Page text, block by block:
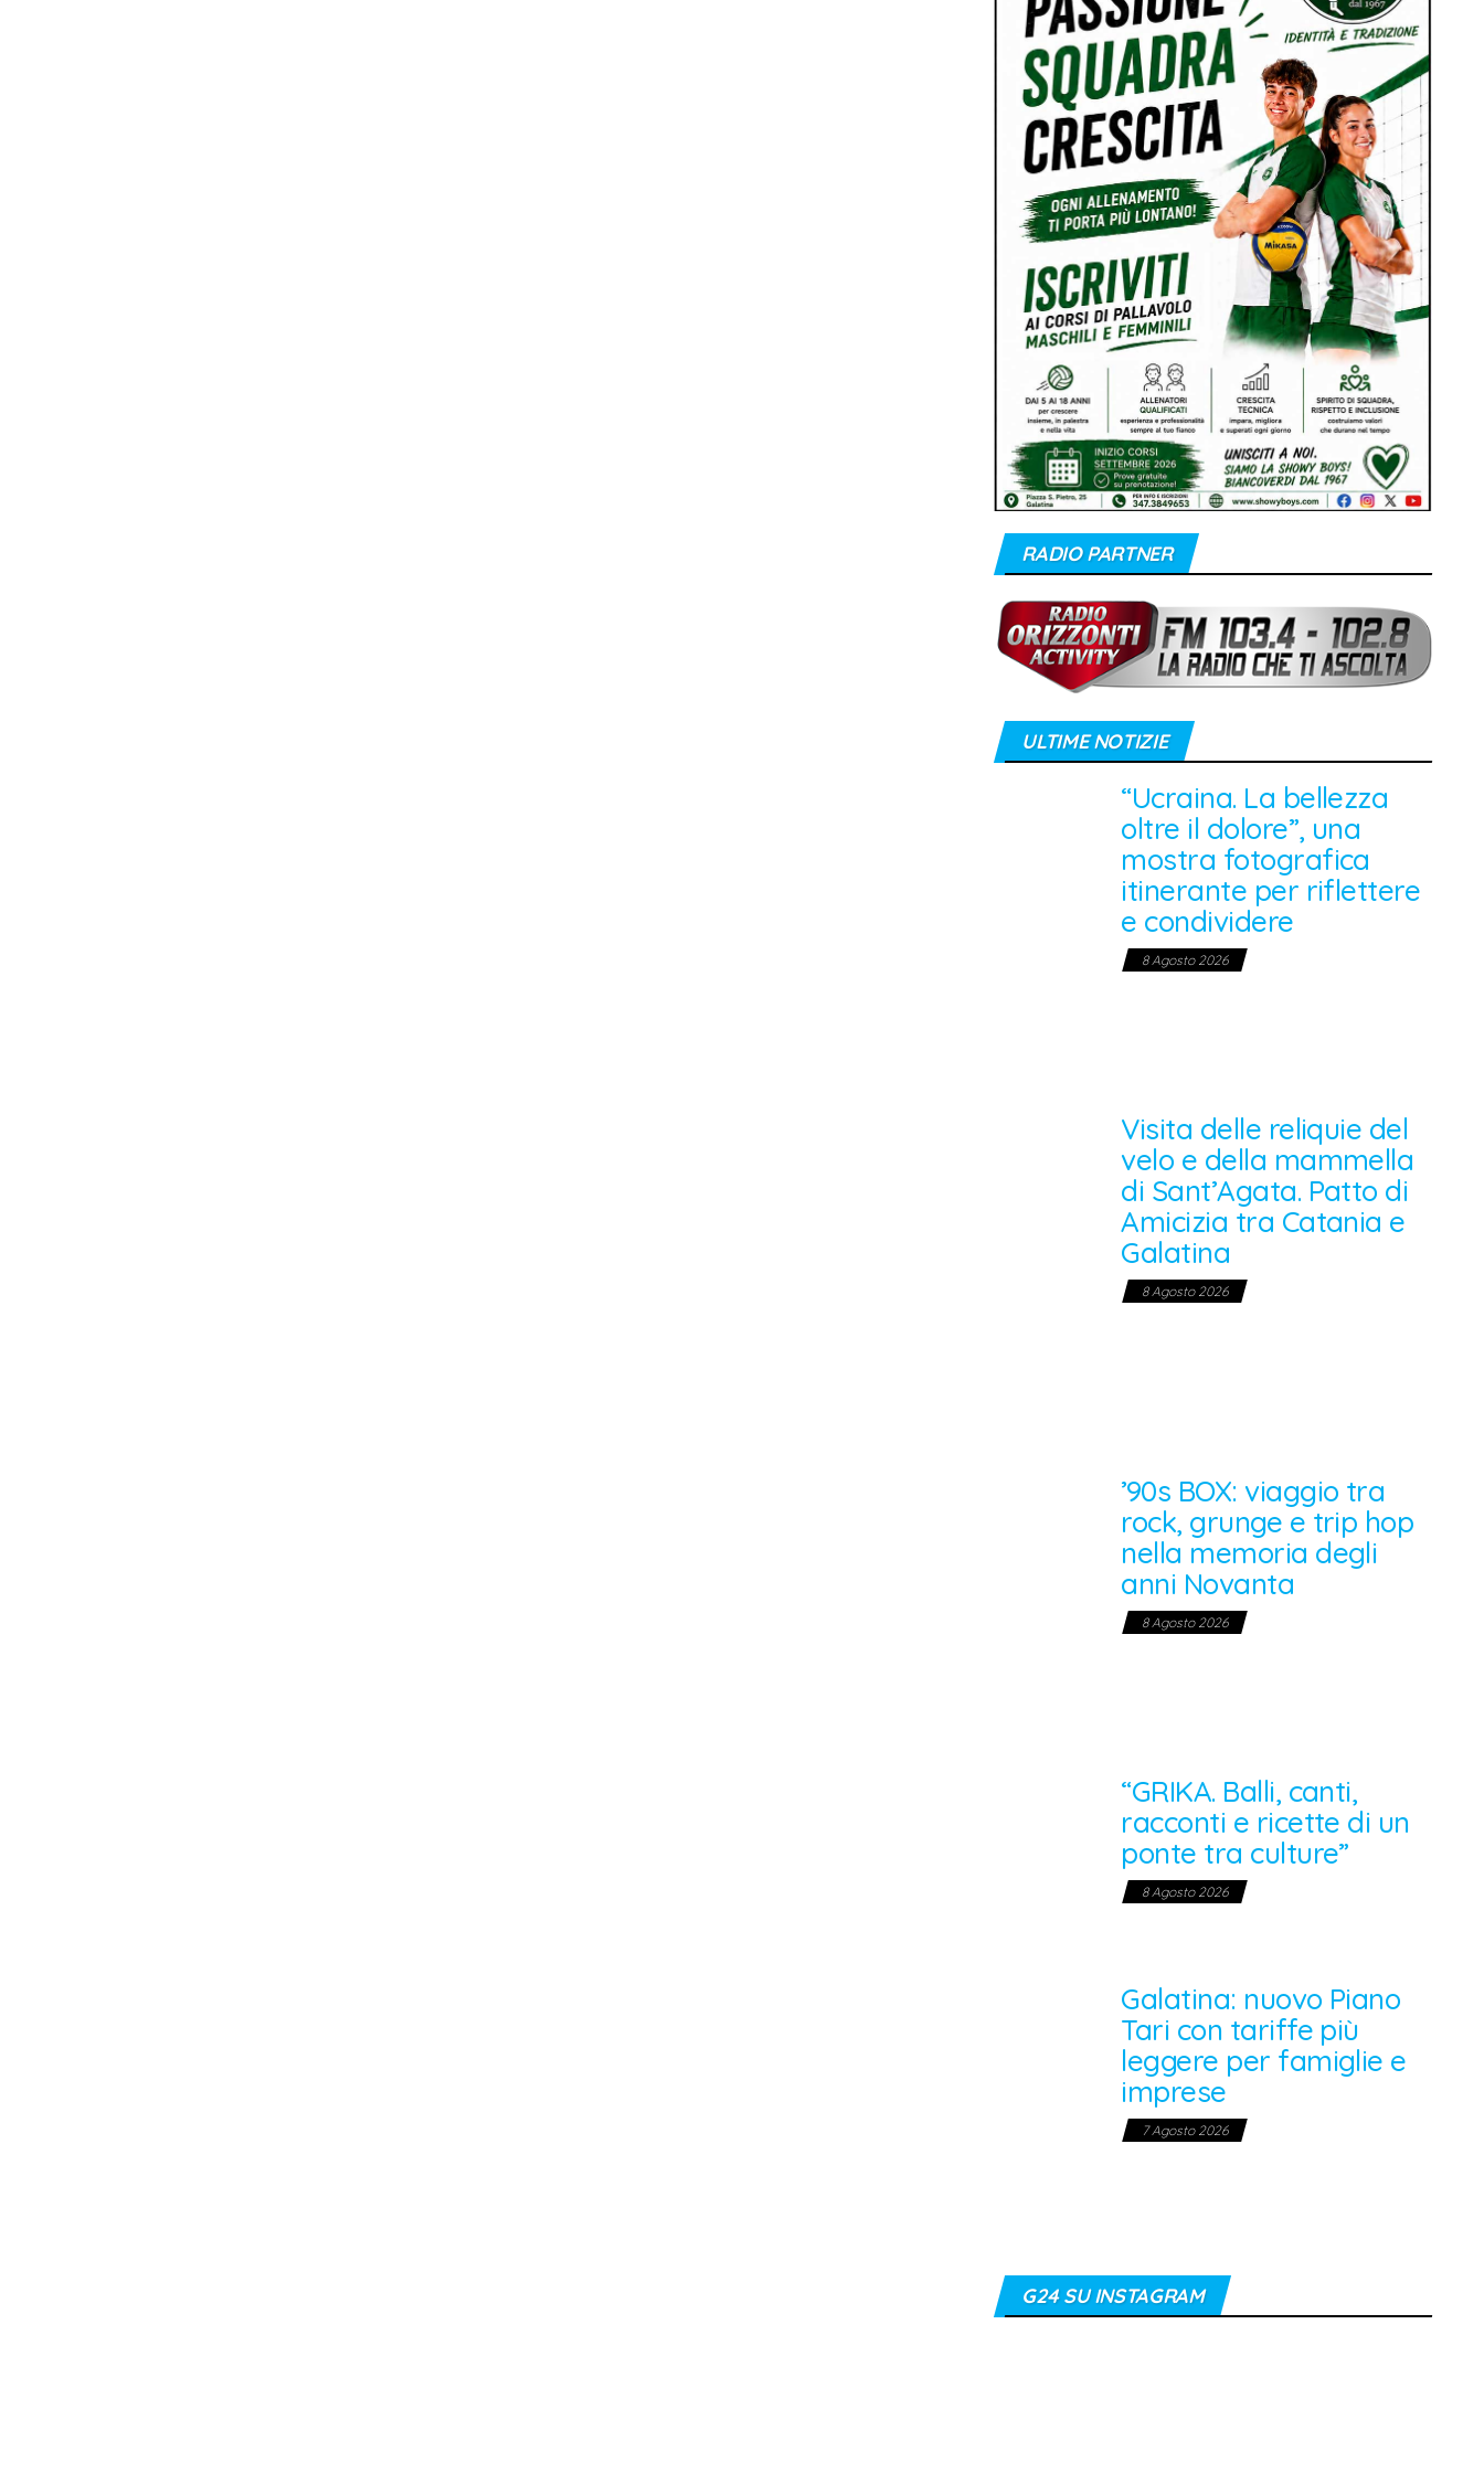
RADIO PARTNER
ULTIME NOTIZIE
“Ucraina. La bellezza
oltre il dolore”, una
mostra fotografica
itinerante per riflettere
e condividere
8 Agosto 2026
Visita delle reliquie del
velo e della mammella
di Sant’Agata. Patto di
Amicizia tra Catania e
Galatina
8 Agosto 2026
’90s BOX: viaggio tra
rock, grunge e trip hop
nella memoria degli
anni Novanta
8 Agosto 2026
“GRIKA. Balli, canti,
racconti e ricette di un
ponte tra culture”
8 Agosto 2026
Galatina: nuovo Piano
Tari con tariffe più
leggere per famiglie e
imprese
7 Agosto 2026
G24 SU INSTAGRAM